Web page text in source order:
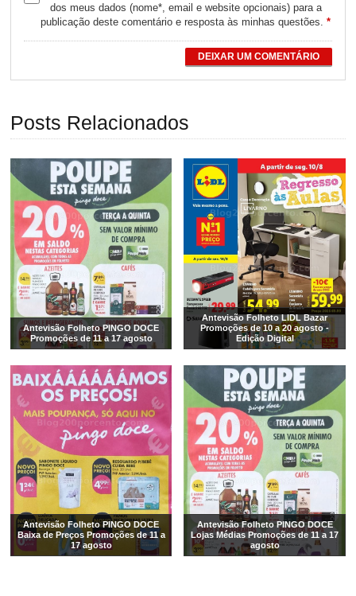
dos meus dados (nome*, email e website opcionais) para a
publicação deste comentário e resposta às minhas questões.*
DEIXAR UM COMENTÁRIO
Posts Relacionados
Antevisão Folheto PINGO DOCE
Promoções de 11 a 17 agosto
Antevisão Folheto LIDL Bazar
Promoções de 10 a 20 agosto -
Edição Digital
Antevisão Folheto PINGO DOCE
Baixa de Preços Promoções de 11 a
17 agosto
Antevisão Folheto PINGO DOCE
Lojas Médias Promoções de 11 a 17
agosto